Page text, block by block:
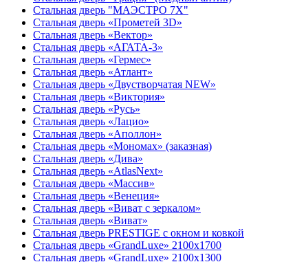
Стальная дверь "МАЭСТРО 7Х"
Стальная дверь «Прометей 3D»
Стальная дверь «Вектор»
Стальная дверь «АГАТА-3»
Стальная дверь «Гермес»
Стальная дверь «Атлант»
Стальная дверь «Двустворчатая NEW»
Стальная дверь «Виктория»
Стальная дверь «Русь»
Стальная дверь «Лацио»
Стальная дверь «Аполлон»
Стальная дверь «Мономах» (заказная)
Стальная дверь «Дива»
Стальная дверь «AtlasNext»
Стальная дверь «Массив»
Стальная дверь «Венеция»
Стальная дверь «Виват с зеркалом»
Стальная дверь «Виват»
Стальная дверь PRESTIGE с окном и ковкой
Стальная дверь «GrandLuxe» 2100х1700
Стальная дверь «GrandLuxe» 2100х1300